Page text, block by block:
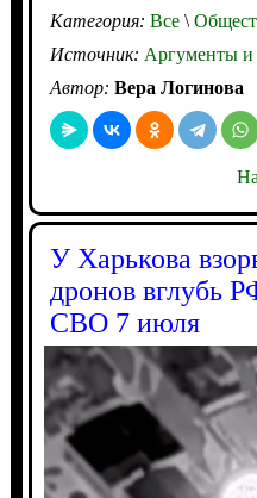
Категория: Все\
Источник: Аргументы
Автор: Вера Логинова
У Харькова
дронов вглубь
СВО 7 июля